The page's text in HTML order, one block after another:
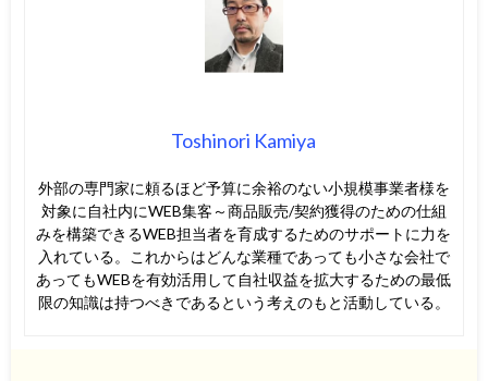
Toshinori Kamiya
外部の専門家に頼るほど予算に余裕のない小規模事業者様を
対象に自社内にWEB集客～商品販売/契約獲得のための仕組
みを構築できるWEB担当者を育成するためのサポートに力を
入れている。これからはどんな業種であっても小さな会社で
あってもWEBを有効活用して自社収益を拡大するための最低
限の知識は持つべきであるという考えのもと活動している。